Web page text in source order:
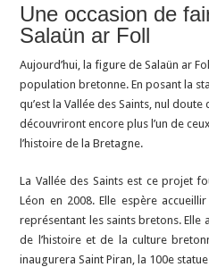
Une occasion de
Salaün ar Foll
Aujourd’hui, la figure de Salaün ar
population bretonne. En posant la
qu’est la Vallée des Saints, nul
découvriront encore plus l’un de
l’histoire de la Bretagne.
La Vallée des Saints est ce projet
Léon en 2008. Elle espère
représentant les saints bretons.
de l’histoire et de la culture
inaugurera Saint Piran, la 100e